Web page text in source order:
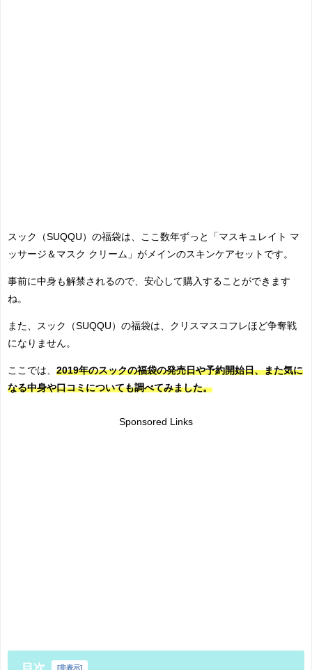
スック（SUQQU）の福袋は、ここ数年ずっと「マスキュレイト マ
ッサージ＆マスク クリーム」がメインのスキンケアセットです。
事前に中身も解禁されるので、安心して購入することができます
ね。
また、スック（SUQQU）の福袋は、クリスマスコフレほど争奪戦
になりません。
ここでは、 2019年のスックの福袋の発売日や予約開始日、また気に
なる中身や口コミについても調べてみました。
Sponsored Links
[非表示]